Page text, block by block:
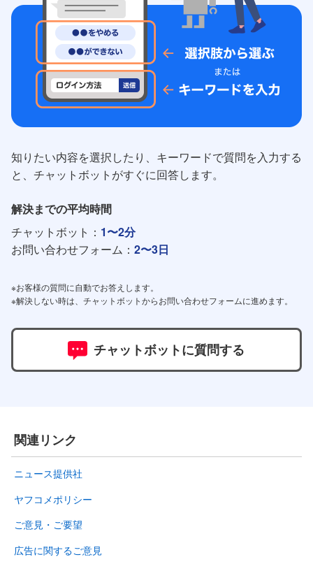
知りたい内容を選択したり、キーワードで質問を入力する
と、チャットボットがすぐに回答します。
解決までの平均時間
チャットボット： 1〜2分
お問い合わせフォーム： 2〜3日
※お客様の質問に自動でお答えします。
※解決しない時は、チャットボットからお問い合わせフォームに進めます。
チャットボットに質問する
関連リンク
ニュース提供社
ヤフコメポリシー
ご意見・ご要望
広告に関するご意見